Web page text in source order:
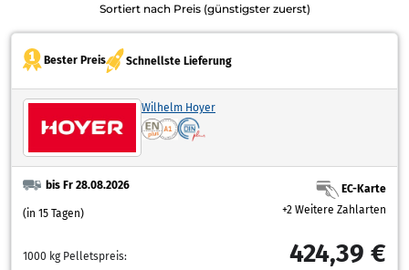
Sortiert nach Preis (günstigster zuerst)
Bester Preis Schnellste Lieferung
Wilhelm Hoyer
bis Fr 28.08.2026
(in 15 Tagen)
EC-Karte
+2 Weitere Zahlarten
1000 kg Pelletspreis: 424,39 €